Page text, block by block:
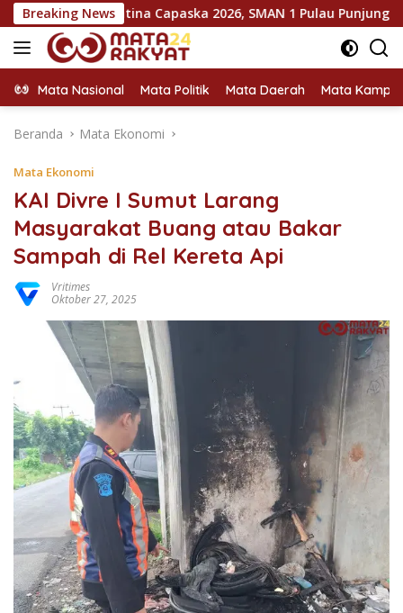
Langsung
ke
konten
Breaking News
Capaska 2026, SMAN 1 Pulau Punjung Mendominasi
Mata Nasional Mata Politik Mata Daerah Mata
Beranda Mata Ekonomi
Mata Ekonomi
KAI Divre I Sumut Larang
Masyarakat Buang atau Bakar
Sampah di Rel Kereta Api
Vritimes
Oktober 27, 2025